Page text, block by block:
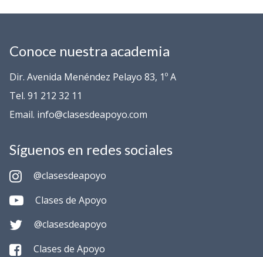
Conoce nuestra academia
Dir. Avenida Menéndez Pelayo 83, 1º A
Tel. 91 212 32 11
Email. info@clasesdeapoyo.com
Síguenos en redes sociales
@clasesdeapoyo
Clases de Apoyo
@clasesdeapoyo
Clases de Apoyo